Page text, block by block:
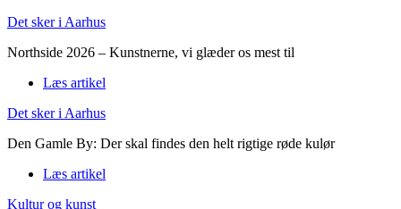
Det sker i Aarhus
Northside 2026 – Kunstnerne, vi glæder os mest til
Læs artikel
Det sker i Aarhus
Den Gamle By: Der skal findes den helt rigtige røde kulør
Læs artikel
Kultur og kunst